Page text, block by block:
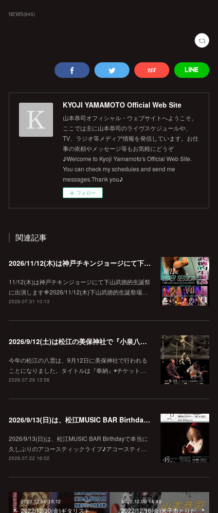
NEWS(845)
KYOJI YAMAMOTO Official Web Site
山本恭司オフィシャル・ウェブサイトへようこそ。
ここでは主に山本恭司のライヴスケジュールや、
TV、ラジオ等メディア情報を発信しています。お仕
事の依頼やメッセージ等もお気軽にどうぞ
♪Welcome to Kyoji Yamamoto's Official Web Site.
You can check my schedules and send me
messages.Thank you♪
フォロー
関連記事
2026/11/12(木)は神戸チキンジョージにて下山武徳的生誕祭に出演します♪
11/12(木)は神戸チキンジョージにて下山武徳的生誕祭
に出演します🔷2026/11/12(木)下山武徳的生誕祭場…
2026.07.31 10:13
2026/9/12(土)は松江の美保神社で『小泉八雲朗読のしらべ』
今年の松江の八雲は、9月12日に美保神社で行われる
ことになりました。タイトルは『奉納』◉チケット…
2026.07.29 13:58
2026/9/13(日)は、松江MUSIC BAR Birthdayでアコースティック弾き語り弾きまくりギター三昧♪
2026/9/13(日)は、松江MUSIC BAR Birthdayで本当に
久しぶりのアコースティックライブ♪アコースティ…
2026.07.22 16:02
2022.12.06 15:12
2022/12/30(金)ギタリスト
2022.12.06 14:45
2022/12/16(金)米子市とりだ